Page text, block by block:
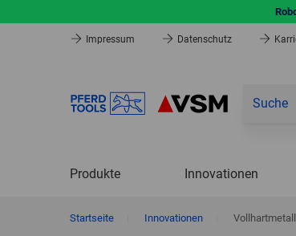
Impressum Datenschutz
Produkte Innovationen
Startseite Innovationen